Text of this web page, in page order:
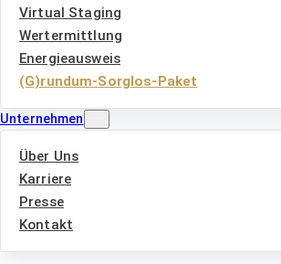
Virtual Staging
Wertermittlung
Energieausweis
(G)rundum-Sorglos-Paket
Unternehmen
Über Uns
Karriere
Presse
Kontakt